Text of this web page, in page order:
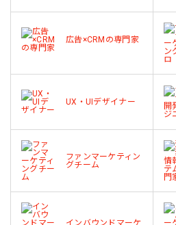
広告×CRMの専門家
UX・UIデザイナー
ファンマーケティン
グチーム
インバウンドマーケ